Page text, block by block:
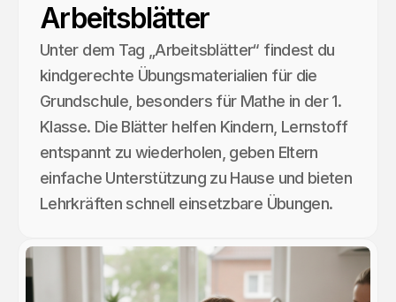
Arbeitsblätter
Unter dem Tag „Arbeitsblätter“ findest du
kindgerechte Übungsmaterialien für die
Grundschule, besonders für Mathe in der 1.
Klasse. Die Blätter helfen Kindern, Lernstoff
entspannt zu wiederholen, geben Eltern
einfache Unterstützung zu Hause und bieten
Lehrkräften schnell einsetzbare Übungen.